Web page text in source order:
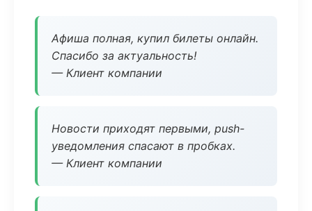
Афиша полная, купил билеты онлайн.
Спасибо за актуальность!
— Клиент компании
Новости приходят первыми, push-
уведомления спасают в пробках.
— Клиент компании